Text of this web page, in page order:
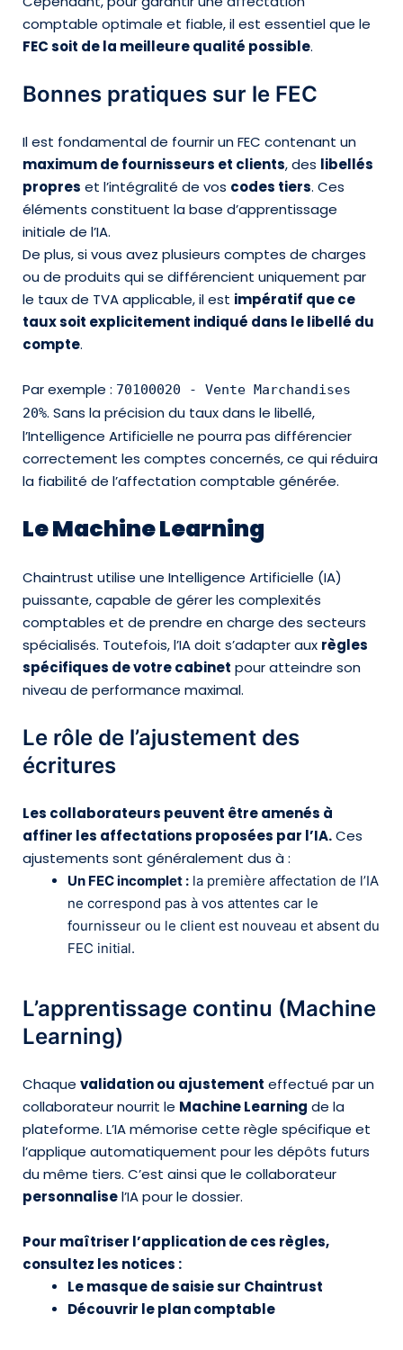
comptable optimale et fiable, il est essentiel que le
FEC soit de la meilleure qualité possible.
Bonnes pratiques sur le FEC
Il est fondamental de fournir un FEC contenant un
maximum de fournisseurs et clients, des libellés
propres et l’intégralité de vos codes tiers. Ces
éléments constituent la base d’apprentissage
initiale de l’IA.
De plus, si vous avez plusieurs comptes de charges
ou de produits qui se différencient uniquement par
le taux de TVA applicable, il est impératif que ce
taux soit explicitement indiqué dans le libellé du
compte.
Par exemple : 70100020 - Vente Marchandises
20%. Sans la précision du taux dans le libellé,
l’Intelligence Artificielle ne pourra pas différencier
correctement les comptes concernés, ce qui réduira
la fiabilité de l’affectation comptable générée.
Le Machine Learning
Chaintrust utilise une Intelligence Artificielle (IA)
puissante, capable de gérer les complexités
comptables et de prendre en charge des secteurs
spécialisés. Toutefois, l’IA doit s’adapter aux règles
spécifiques de votre cabinet pour atteindre son
niveau de performance maximal.
Le rôle de l’ajustement des
écritures
Les collaborateurs peuvent être amenés à
affiner les affectations proposées par l’IA.Ces
ajustements sont généralement dus à :
Un FEC incomplet : la première affectation de l’IA
ne correspond pas à vos attentes car le
fournisseur ou le client est nouveau et absent du
FEC initial.
L’apprentissage continu (Machine
Learning)
Chaque validation ou ajustement effectué par un
collaborateur nourrit le Machine Learning de la
plateforme. L’IA mémorise cette règle spécifique et
l’applique automatiquement pour les dépôts futurs
du même tiers. C’est ainsi que le collaborateur
personnalisel’IA pour le dossier.
Pour maîtriser l’application de ces règles,
consultez les notices :
Le masque de saisie sur Chaintrust
Découvrir le plan comptable